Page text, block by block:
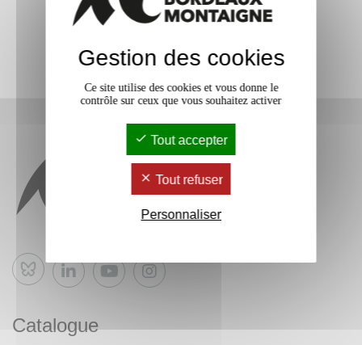
Bluesky
Catalogue
Gestion des cookies
Ce site utilise des cookies et vous donne le
contrôle sur ceux que vous souhaitez activer
Tout accepter
Tout refuser
Personnaliser